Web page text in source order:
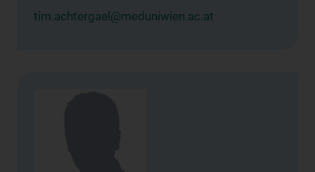
tim.achtergael@meduniwien.ac.at